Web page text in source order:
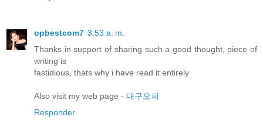
opbestcom7 3:53 a. m.
Thanks in support of sharing such a good thought, piece of
writing is
fastidious, thats why i have read it entirely
Also visit my web page - 대구오피
Responder